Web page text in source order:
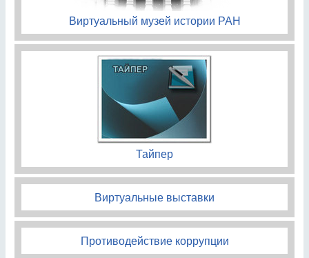
Виртуальный музей истории РАН
Тайпер
Виртуальные выставки
Противодействие коррупции